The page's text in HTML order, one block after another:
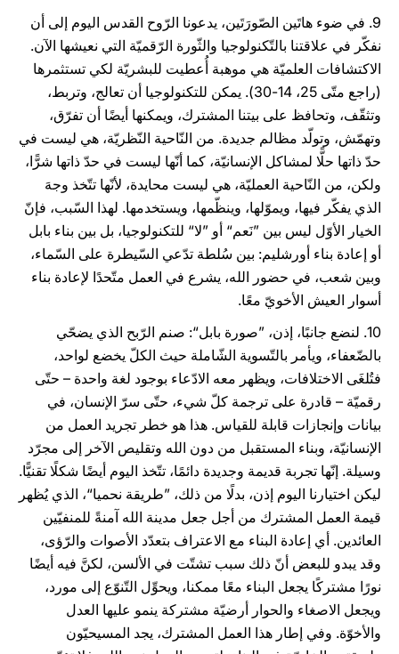
9. في ضوء هاتَين الصّورَتَين، يدعونا الرّوح القدس اليوم إلى أن
نفكّر في علاقتنا بالتّكنولوجيا والثّورة الرّقميّة التي نعيشها الآن.
الاكتشافات العلميّة هي موهبة أُعطيت للبشريّة لكي تستثمرها
(راجع متّى 25، 14-30). يمكن للتكنولوجيا أن تعالج، وتربط،
وتثقّف، وتحافظ على بيتنا المشترك، ويمكنها أيضًا أن تفرّق،
وتهمّش، وتولّد مظالم جديدة. من النّاحية النّظريّة، هي ليست في
حدّ ذاتها حلًّا لمشاكل الإنسانيّة، كما أنّها ليست في حدّ ذاتها شرًّا،
ولكن، من النّاحية العمليّة، هي ليست محايدة، لأنّها تتّخذ وجهَ
الذي يفكّر فيها، ويموّلها، وينظّمها، ويستخدمها. لهذا السّبب، فإنّ
الخيار الأوّل ليس بين ”نَعم“ أو ”لا“ للتكنولوجيا، بل بين بناء بابل
أو إعادة بناء أورشليم: بين سُلطة تدّعي السّيطرة على السّماء،
وبين شعب، في حضور الله، يشرع في العمل متّحدًا لإعادة بناء
أسوار العيش الأخويّ معًا.
10. لنضع جانبًا، إذن، ”صورة بابل“: صنم الرّبح الذي يضحّي
بالضّعفاء، ويأمر بالتّسوية الشّاملة حيث الكلّ يخضع لواحد،
فتُلغَى الاختلافات، ويظهر معه الادّعاء بوجود لغة واحدة – حتّى
رقميّة – قادرة على ترجمة كلّ شيء، حتّى سرّ الإنسان، في
بيانات وإنجازات قابلة للقياس. هذا هو خطر تجريد العمل من
الإنسانيّة، وبناء المستقبل من دون الله وتقليص الآخر إلى مجرّد
وسيلة. إنّها تجربة قديمة وجديدة دائمًا، تتّخذ اليوم أيضًا شكلًا تقنيًّا.
ليكن اختيارنا اليوم إذن، بدلًا من ذلك، ”طريقة نحميا“، الذي يُظهر
قيمة العمل المشترك من أجل جعل مدينة الله آمنةً للمنفيّين
العائدين. أي إعادة البناء مع الاعتراف بتعدّد الأصوات والرّؤى،
وقد يبدو للبعض أنّ ذلك سبب تشتّت في الألسن، لكنَّ فيه أيضًا
نورًا مشتركًا يجعل البناء معًا ممكنا، ويحوِّل التّنوّع إلى مورد،
ويجعل الاصغاء والحوار أرضيّة مشتركة ينمو عليها العدل
والأخوّة. وفي إطار هذا العمل المشترك، يجد المسيحيّون